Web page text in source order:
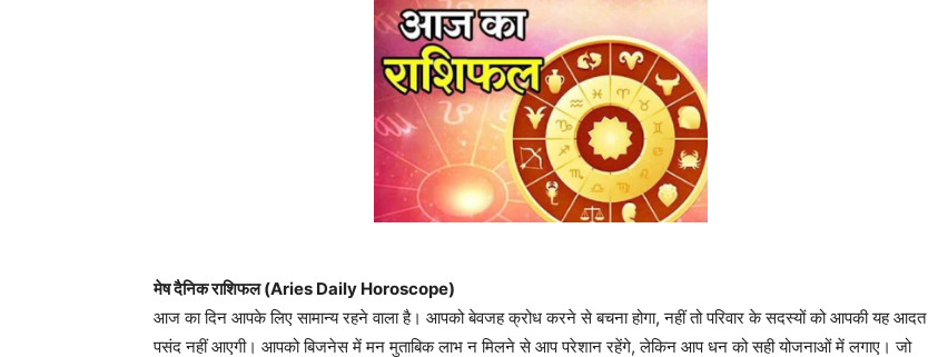
मेष दैनिक राशिफल (Aries Daily Horoscope)
आज का दिन आपके लिए सामान्य रहने वाला है। आपको बेवजह क्रोध करने से बचना होगा, नहीं तो परिवार के सदस्यों को आपकी यह आदत
पसंद नहीं आएगी। आपको बिजनेस में मन मुताबिक लाभ न मिलने से आप परेशान रहेंगे, लेकिन आप धन को सही योजनाओं में लगाए। जो